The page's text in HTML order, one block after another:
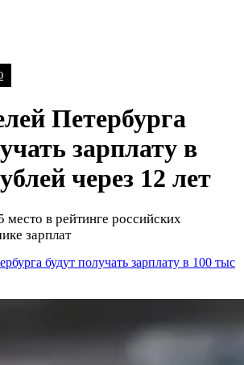
Петербурга
зарплату в
через 12 лет
место в рейтинге российских
зарплат